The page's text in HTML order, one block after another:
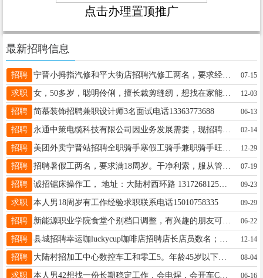
点击办理置顶推广
最新招聘信息
招聘 宁晋小拇指汽修和平大街店招聘汽修工两名，要求经验丰富，福利待遇好！月工资7000以上*联系电话13229867091微信同号 07-15
求职 女，50多岁，聪明伶俐，擅长裁剪缝纫，想找在家能干的手工活，电话13930934292 12-03
招聘 简慕装饰招聘兼职设计师3名面试电话13363773688 06-13
招聘 永通中策电缆科技有限公司因业务发展需要，现招聘电缆销售业务员若干名。 有销售经验者优先。 联系电话:19913018887 02-14
招聘 12-29
招聘 07-19
招聘 诚招锯床操作工， 地址：大陆村西环路 13172681250（微信同） 09-23
求职 本人男18周岁有工作经验求职联系电话15010758335 09-29
招聘 06-22
招聘 12-14
招聘 大陆村招加工中心数控车工和零工5。年龄45岁以下。电话：13933740398 08-04
求职 本人男42想找一份长期稳定工作，会电焊，会开车C1驾证。11年驾龄。有需要人的可以联系；电话：16632955017 06-16